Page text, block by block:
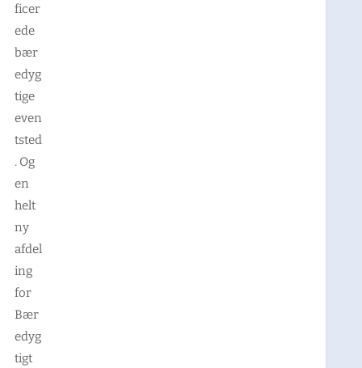
ficer
ede
bær
edyg
tige
even
tsted
. Og
en
helt
ny
afdel
ing
for
Bær
edyg
tigt